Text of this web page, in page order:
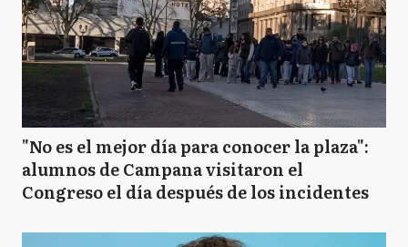
"No es el mejor día para conocer la plaza":
alumnos de Campana visitaron el
Congreso el día después de los incidentes